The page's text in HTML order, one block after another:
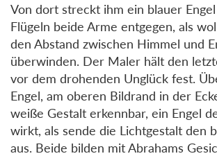
Von dort streckt ihm ein blauer
Flügeln beide Arme entgegen, als
den Abstand zwischen Himmel und
überwinden. Der Maler hält den
vor dem drohenden Unglück fest.
Engel, am oberen Bildrand in der
weiße Gestalt erkennbar, ein Engel
wirkt, als sende die Lichtgestalt den
aus. Beide bilden mit Abrahams